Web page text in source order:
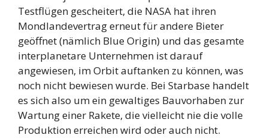
Testflügen gescheitert, die NASA hat ihren
Mondlandevertrag erneut für andere Bieter
geöffnet (nämlich Blue Origin) und das gesamte
interplanetare Unternehmen ist darauf
angewiesen, im Orbit auftanken zu können, was
noch nicht bewiesen wurde. Bei Starbase handelt
es sich also um ein gewaltiges Bauvorhaben zur
Wartung einer Rakete, die vielleicht nie die volle
Produktion erreichen wird oder auch nicht.